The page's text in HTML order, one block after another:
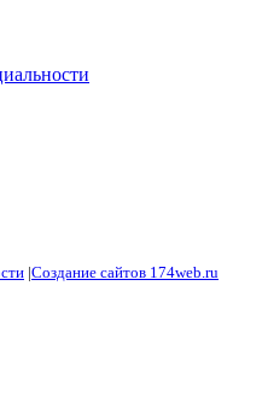
|Создание сайтов 174web.ru